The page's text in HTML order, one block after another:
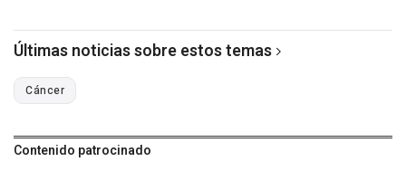
Últimas noticias sobre estos temas
Cáncer
Contenido patrocinado